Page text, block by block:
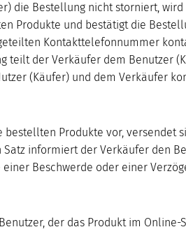
die Bestellung nicht storniert,
Produkte und bestätigt die
Kontakttelefonnummer
teilt der Verkäufer dem Benutzer
(Käufer) und dem Verkäufer
Produkte vor, versendet
informiert der Verkäufer den
Beschwerde oder einer
der das Produkt im